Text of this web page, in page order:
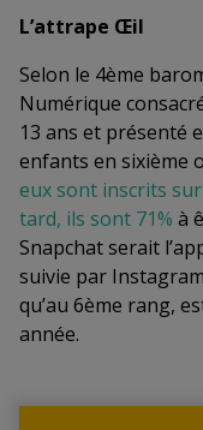
L’attrape Œil
Selon le 4ème
Numérique
13 ans et présenté
enfants en sixième
eux sont inscrits
tard, ils sont 71% à
Snapchat serait
suivie par
qu’au 6ème rang,
année.